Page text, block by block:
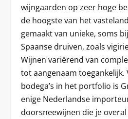
wijngaarden op zeer hoge
de hoogste van het
gemaakt van unieke, soms
Spaanse druiven, zoals
Wijnen variërend van
tot aangenaam toegankelijk.
bodega’s in het portfolio is
enige Nederlandse
doorsneewijnen die je